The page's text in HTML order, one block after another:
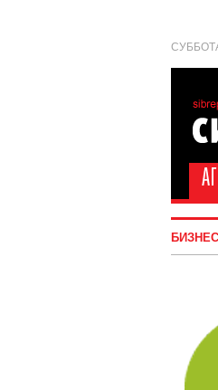
БИЗНЕС